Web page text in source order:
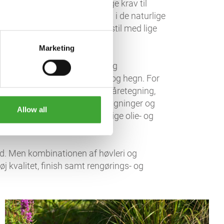
Marketing
Allow all
og det stiller nogle særlige krav til
kan det enten smelte ind i de naturlige
udtryk: en moderne bystil med lige
varmebehandlet og
samt afskærmninger og hegn. For
overflade med en udtalt åretegning,
og pryder flere kendte bygninger og
med vores egne naturlige olie- og
Men kombinationen af høvleri og
kvalitet, finish samt rengørings- og